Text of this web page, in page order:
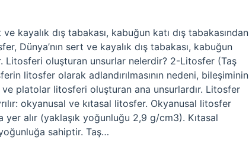
kayalık dış tabakası, kabuğun katı dış tabakasından
Dünya’nın sert ve kayalık dış tabakası, kabuğun
Litosferi oluşturan unsurlar nelerdir? 2-Litosfer (Taş
litosfer olarak adlandırılmasının nedeni, bileşiminin
ve platolar litosferi oluşturan ana unsurlardır. Litosfer
okyanusal ve kıtasal litosfer. Okyanusal litosfer
alır (yaklaşık yoğunluğu 2,9 g/cm3). Kıtasal
sahiptir. Taş…